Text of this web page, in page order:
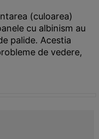
(culoarea)
cu albinism au
palide. Acestia
de vedere,